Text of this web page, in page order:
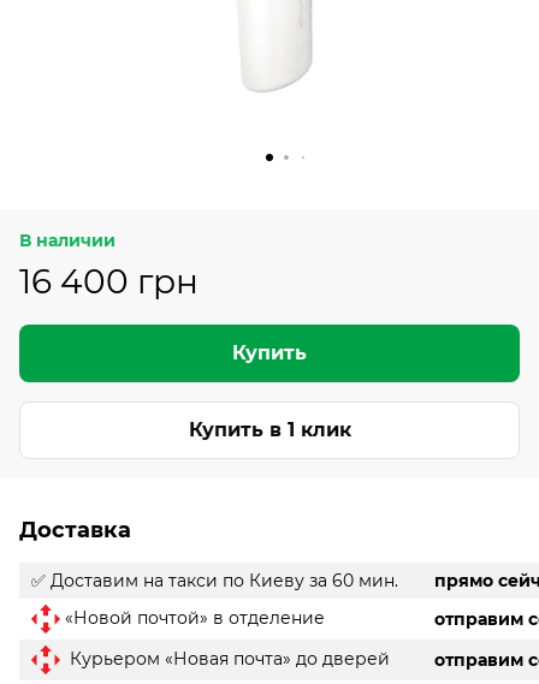
В наличии
16 400 грн
Купить
Купить в 1 клик
Доставка
✅ Доставим на такси по Киеву за 60 мин.
прямо
«Новой почтой» в отделение
отправим
Курьером «Новая почта» до дверей
отправим